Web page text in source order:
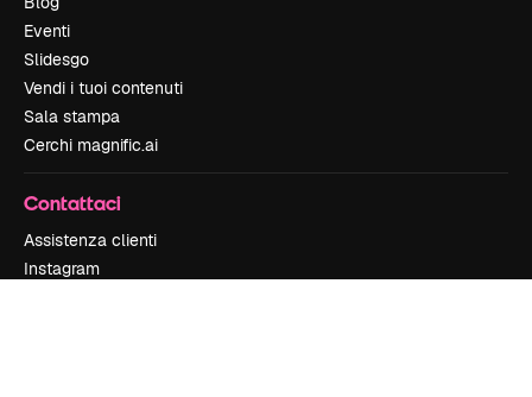
Eventi
Slidesgo
Vendi i tuoi contenuti
Sala stampa
Cerchi magnific.ai
Contattaci
Assistenza clienti
Instagram